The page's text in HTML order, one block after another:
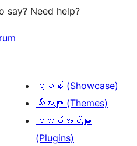
say? Need help?
ပြခန်း (Showcase)
သီးမားများ (Themes)
ပလပ်အင်များ
(Plugins)